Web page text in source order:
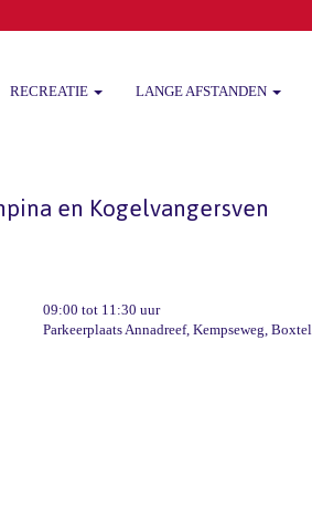
RECREATIE LANGE AFSTANDEN
en Kogelvangersven
09:00 tot 11:30 uur
Parkeerplaats Annadreef, Kempseweg, Boxtel